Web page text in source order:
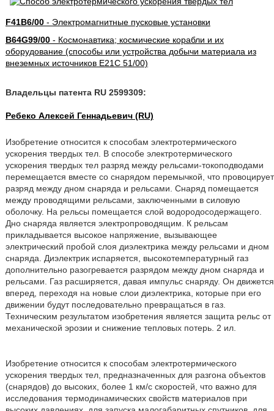
F41B6/00- Электромагнитные пусковые установки
B64G99/00- Космонавтика; космические корабли и их
оборудование (способы или устройства добычи материала из
внеземных источников E21C 51/00)
Владельцы патента RU 2599309:
Ребеко Алексей Геннадьевич (RU)
Изобретение относится к способам электротермического
ускорения твердых тел. В способе электротермического
ускорения твердых тел разряд между рельсами-токоподводами
перемещается вместе со снарядом перемычкой, что провоцирует
разряд между дном снаряда и рельсами. Снаряд помещается
между проводящими рельсами, заключенными в силовую
оболочку. На рельсы помещается слой водородосодержащего.
Дно снаряда является электропроводящим. К рельсам
прикладывается высокое напряжение, вызывающее
электрический пробой слоя диэлектрика между рельсами и дном
снаряда. Диэлектрик испаряется, высокотемпературный газ
дополнительно разогревается разрядом между дном снаряда и
рельсами. Газ расширяется, давая импульс снаряду. Он движется
вперед, переходя на новые слои диэлектрика, которые при его
движении будут последовательно превращаться в газ.
Техническим результатом изобретения является защита рельс от
механической эрозии и снижение тепловых потерь. 2 ил.
Изобретение относится к способам электротермического
ускорения твердых тел, предназначенных для разгона объектов
(снарядов) до высоких, более 1 км/с скоростей, что важно для
исследования термодинамических свойств материалов при